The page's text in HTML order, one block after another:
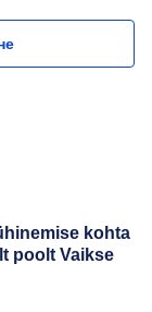
kohta
poolt Vaikse